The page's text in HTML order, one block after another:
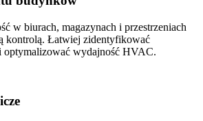
w biurach, magazynach i przestrzeniach
kontrolą. Łatwiej zidentyfikować
optymalizować wydajność HVAC.